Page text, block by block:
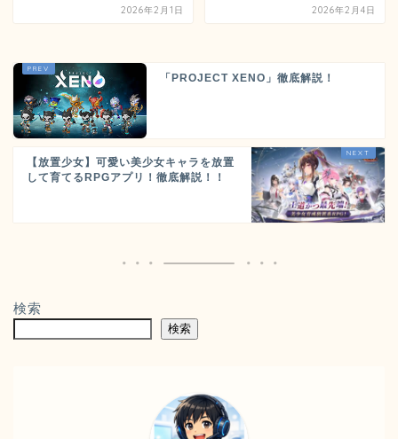
2026年2月1日 2026年2月4日
「PROJECT XENO」徹底解説！
【放置少女】可愛い美少女キャラを放置
して育てるRPGアプリ！徹底解説！！
検索
検索